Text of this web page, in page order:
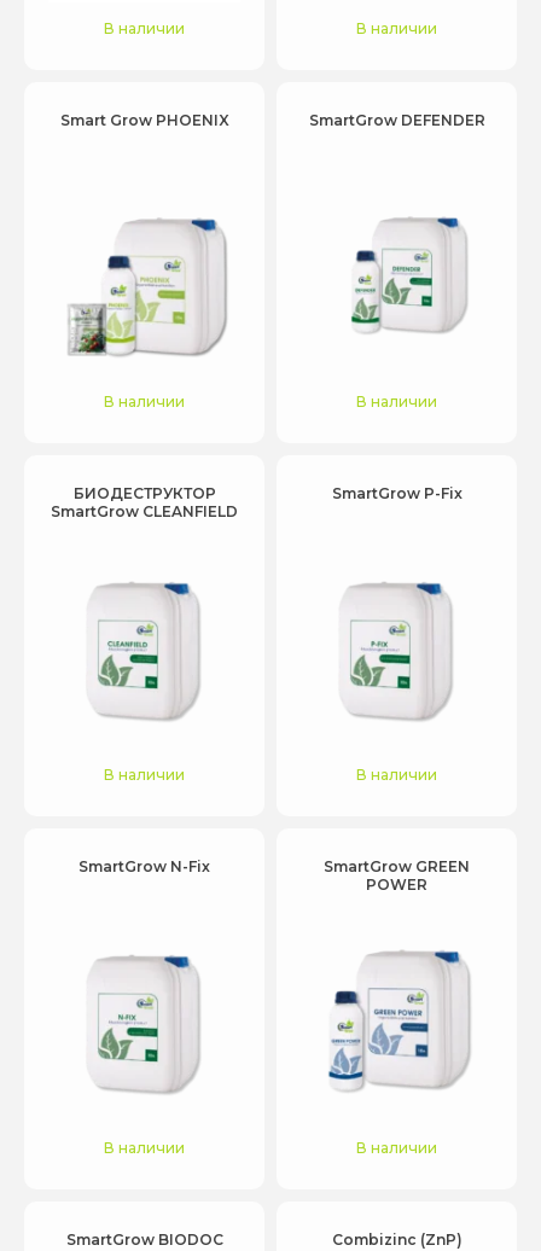
В наличии В наличии
Smart Grow PHOENIX
В наличии
SmartGrow DEFENDER
В наличии
БИОДЕСТРУКТОР
SmartGrow CLEANFIELD
В наличии
SmartGrow P-Fix
В наличии
SmartGrow N-Fix
В наличии
SmartGrow GREEN
POWER
В наличии
SmartGrow BIODOC Combizinc (ZnP)